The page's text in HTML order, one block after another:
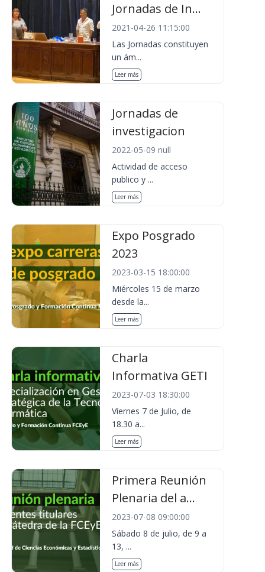
Jornadas de In...
2021-04-26 11:15:00
Las Jornadas constituyen
un ám...
Leer más
Jornadas de
investigacion
2022-05-09 null
Actividad de acceso
publico y ...
Leer más
Expo Posgrado
2023
2023-03-15 18:00:00
Miércoles 15 de marzo
desde la...
Leer más
Charla
Informativa GETI
2023-07-03 18:30:00
Viernes 7 de Julio, de
18.30 a...
Leer más
Primera Reunión
Plenaria del a...
2023-07-08 09:00:00
Sábado 8 de julio, de 9 a
13, ...
Leer más